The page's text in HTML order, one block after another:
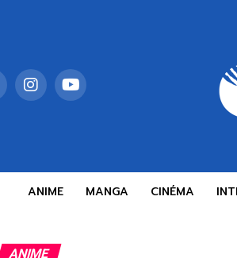
ANIME MANGA CINÉMA
ANIME